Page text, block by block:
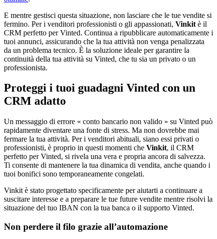
E mentre gestisci questa situazione, non lasciare che le tue vendite si
fermino. Per i venditori professionisti o gli appassionati, Vinkit è il
CRM perfetto per Vinted. Continua a ripubblicare automaticamente i
tuoi annunci, assicurando che la tua attività non venga penalizzata
da un problema tecnico. È la soluzione ideale per garantire la
continuità della tua attività su Vinted, che tu sia un privato o un
professionista.
Proteggi i tuoi guadagni Vinted con un
CRM adatto
Un messaggio di errore « conto bancario non valido » su Vinted può
rapidamente diventare una fonte di stress. Ma non dovrebbe mai
fermare la tua attività. Per i venditori abituali, siano essi privati o
professionisti, è proprio in questi momenti che Vinkit, il CRM
perfetto per Vinted, si rivela una vera e propria ancora di salvezza.
Ti consente di mantenere la tua dinamica di vendita, anche quando i
tuoi bonifici sono temporaneamente congelati.
Vinkit è stato progettato specificamente per aiutarti a continuare a
suscitare interesse e a preparare le tue future vendite mentre risolvi la
situazione del tuo IBAN con la tua banca o il supporto Vinted.
Non perdere il filo grazie all’automazione